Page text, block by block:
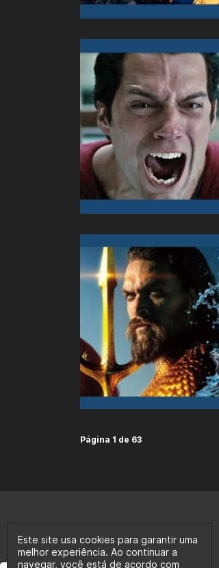
Página 1 de 63
Este site usa cookies para garantir uma
melhor experiência. Ao continuar a
navegar, você está de acordo com